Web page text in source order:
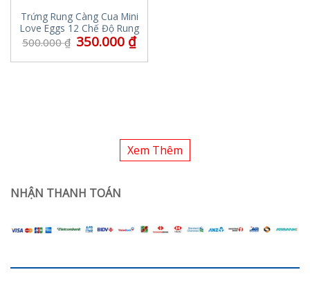
Trứng Rung Càng Cua Mini
Love Eggs 12 Chế Độ Rung
500.000₫ 350.000 ₫
Xem Thêm
NHẬN THANH TOÁN